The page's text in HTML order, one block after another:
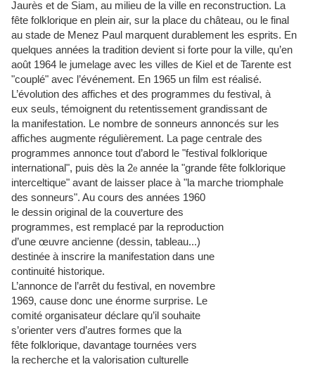
Jaurès et de Siam, au milieu de la ville en reconstruction. La
fête folklorique en plein air, sur la place du château, ou le final
au stade de Menez Paul marquent durablement les esprits. En
quelques années la tradition devient si forte pour la ville, qu’en
août 1964 le jumelage avec les villes de Kiel et de Tarente est
"couplé" avec l’événement. En 1965 un film est réalisé.
L’évolution des affiches et des programmes du festival, à
eux seuls, témoignent du retentissement grandissant de
la manifestation. Le nombre de sonneurs annoncés sur les
affiches augmente régulièrement. La page centrale des
programmes annonce tout d’abord le "festival folklorique
international", puis dès la 2e année la "grande fête folklorique
interceltique" avant de laisser place à "la marche triomphale
des sonneurs". Au cours des années 1960
le dessin original de la couverture des
programmes, est remplacé par la reproduction
d’une œuvre ancienne (dessin, tableau...)
destinée à inscrire la manifestation dans une
continuité historique.
L’annonce de l’arrêt du festival, en novembre
1969, cause donc une énorme surprise. Le
comité organisateur déclare qu’il souhaite
s’orienter vers d’autres formes que la
fête folklorique, davantage tournées vers
la recherche et la valorisation culturelle